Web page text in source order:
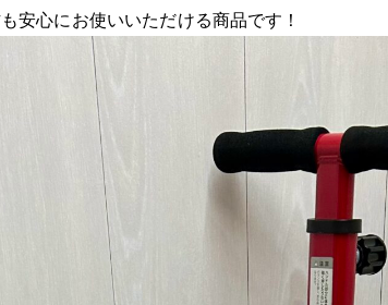
安心にお使いいただける商品です！